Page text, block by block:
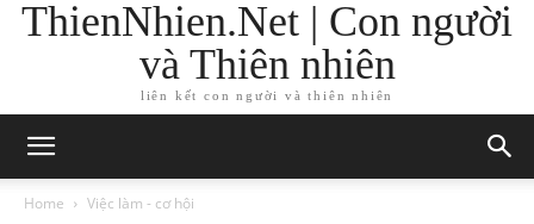
ThienNhien.Net | Con người
và Thiên nhiên
liên kết con người và thiên nhiên
Home Việc làm - cơ hội